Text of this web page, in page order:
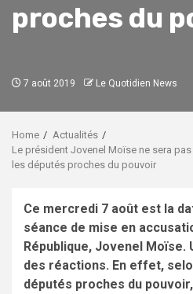
proches du
7 août 2019 Le Quotidien News
Home
Actualités
Le président Jovenel Moïse ne sera
les députés proches du pouvoir
Ce mercredi 7 août est la
séance de mise en
République, Jovenel Moïse.
des réactions. En effet,
députés proches du